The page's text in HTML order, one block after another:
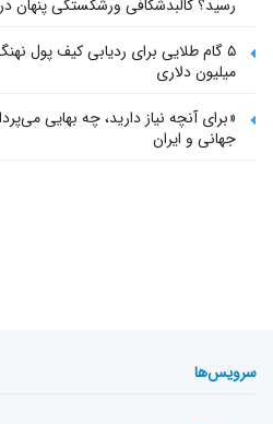
رسید؟ کالبدشکافی ورشکستگی پنهان
۵ گام طلایی برای ردیابی کیف پول‌
میلیون دلاری
«برای آنچه نیاز دارید، چه بهایی
جهانی و ایران
سرویس‌ها